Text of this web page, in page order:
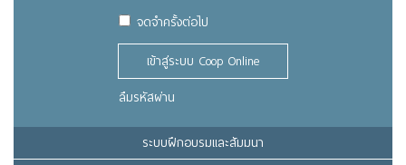
จดจำครั้งต่อไป
เข้าสู่ระบบ Coop Online
ลืมรหัสผ่าน
ระบบฝึกอบรมและสัมมนา